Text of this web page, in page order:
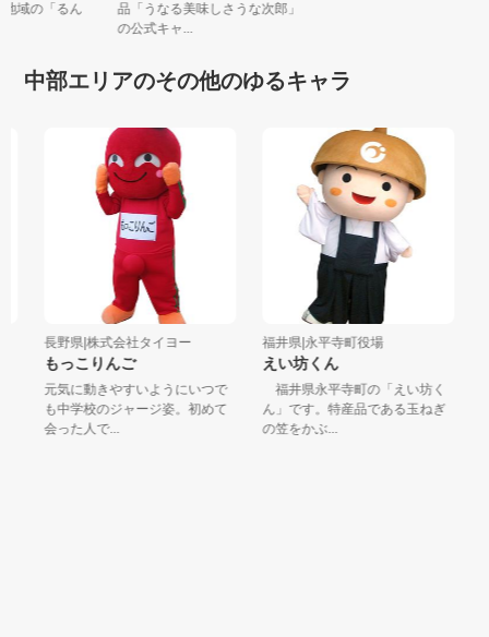
地域の「るん
品「うなる美味しさうな次郎」
の公式キャ...
中部エリアのその他のゆるキャラ
長野県|株式会社タイヨー
もっこりんご
元気に動きやすいようにいつで
も中学校のジャージ姿。初めて
会った人で...
福井県|永平寺町役場
えい坊くん
福井県永平寺町の「えい坊く
ん」です。特産品である玉ねぎ
の笠をかぶ...